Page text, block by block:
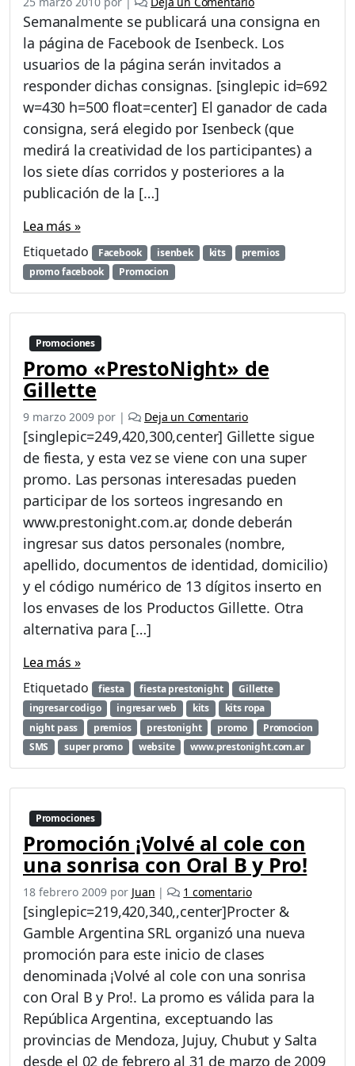
Semanalmente se publicará una consigna en
la página de Facebook de Isenbeck. Los
usuarios de la página serán invitados a
responder dichas consignas. [singlepic id=692
w=430 h=500 float=center] El ganador de cada
consigna, será elegido por Isenbeck (que
medirá la creatividad de los participantes) a
los siete días corridos y posteriores a la
publicación de la […]
Lea más »
Etiquetado
Facebook isenbek kits
premios
promo facebook
Promocion
Promociones
Promo «PrestoNight» de
Gillette
9 marzo 2009 por | Deja un Comentario
[singlepic=249,420,300,center] Gillette sigue
de fiesta, y esta vez se viene con una super
promo. Las personas interesadas pueden
participar de los sorteos ingresando en
www.prestonight.com.ar, donde deberán
ingresar sus datos personales (nombre,
apellido, documentos de identidad, domicilio)
y el código numérico de 13 dígitos inserto en
los envases de los Productos Gillette. Otra
alternativa para […]
Lea más »
Etiquetado
fiesta fiesta prestonight
Gillette
ingresar codigo
ingresar web kits
kits ropa
night pass
premios prestonight promo
Promocion
SMS
super promo website www.prestonight.com.ar
Promociones
Promoción ¡Volvé al cole con
una sonrisa con Oral B y Pro!
18 febrero 2009 por Juan | 1 comentarioe
n
r
o
m
o
c
ó
n
[singlepic=219,420,340,,center]Procter &
Gamble Argentina SRL organizó una nueva
promoción para este inicio de clases
denominada ¡Volvé al cole con una sonrisa
con Oral B y Pro!. La promo es válida para la
República Argentina, exceptuando las
provincias de Mendoza, Jujuy, Chubut y Salta
desde el 02 de febrero al 31 de marzo de 2009